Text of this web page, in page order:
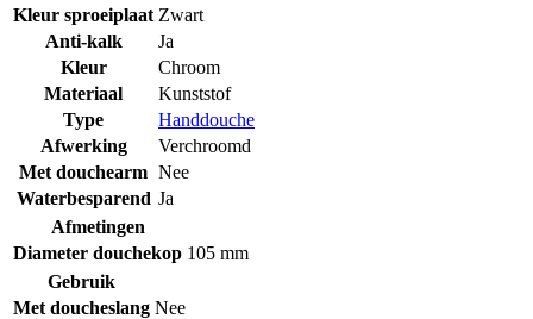
Kleur sproeiplaat Zwart
Anti-kalk
Ja
Kleur
Chroom
Materiaal
Kunststof
Type
Handdouche
Afwerking
Verchroomd
Met douchearm Nee
Waterbesparend Ja
Afmetingen
Diameter douchekop 105 mm
Gebruik
Met doucheslang Nee